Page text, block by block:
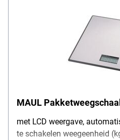
MAUL
met LCD weergave,
te schakelen weegeenheid